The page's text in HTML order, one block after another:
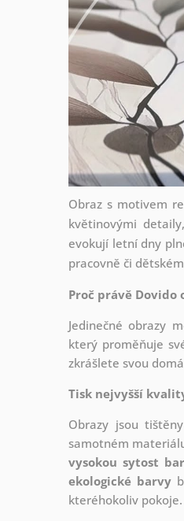
Obraz s motivem
květinovými
evokují letní dny
pracovně či
Proč právě Dovido
Jedinečné obrazy
který proměňuje
zkrášlete svou
Tisk nejvyšší
Obrazy jsou
samotném
vysokou sytost
ekologické barvy
kteréhokoliv pokoje.